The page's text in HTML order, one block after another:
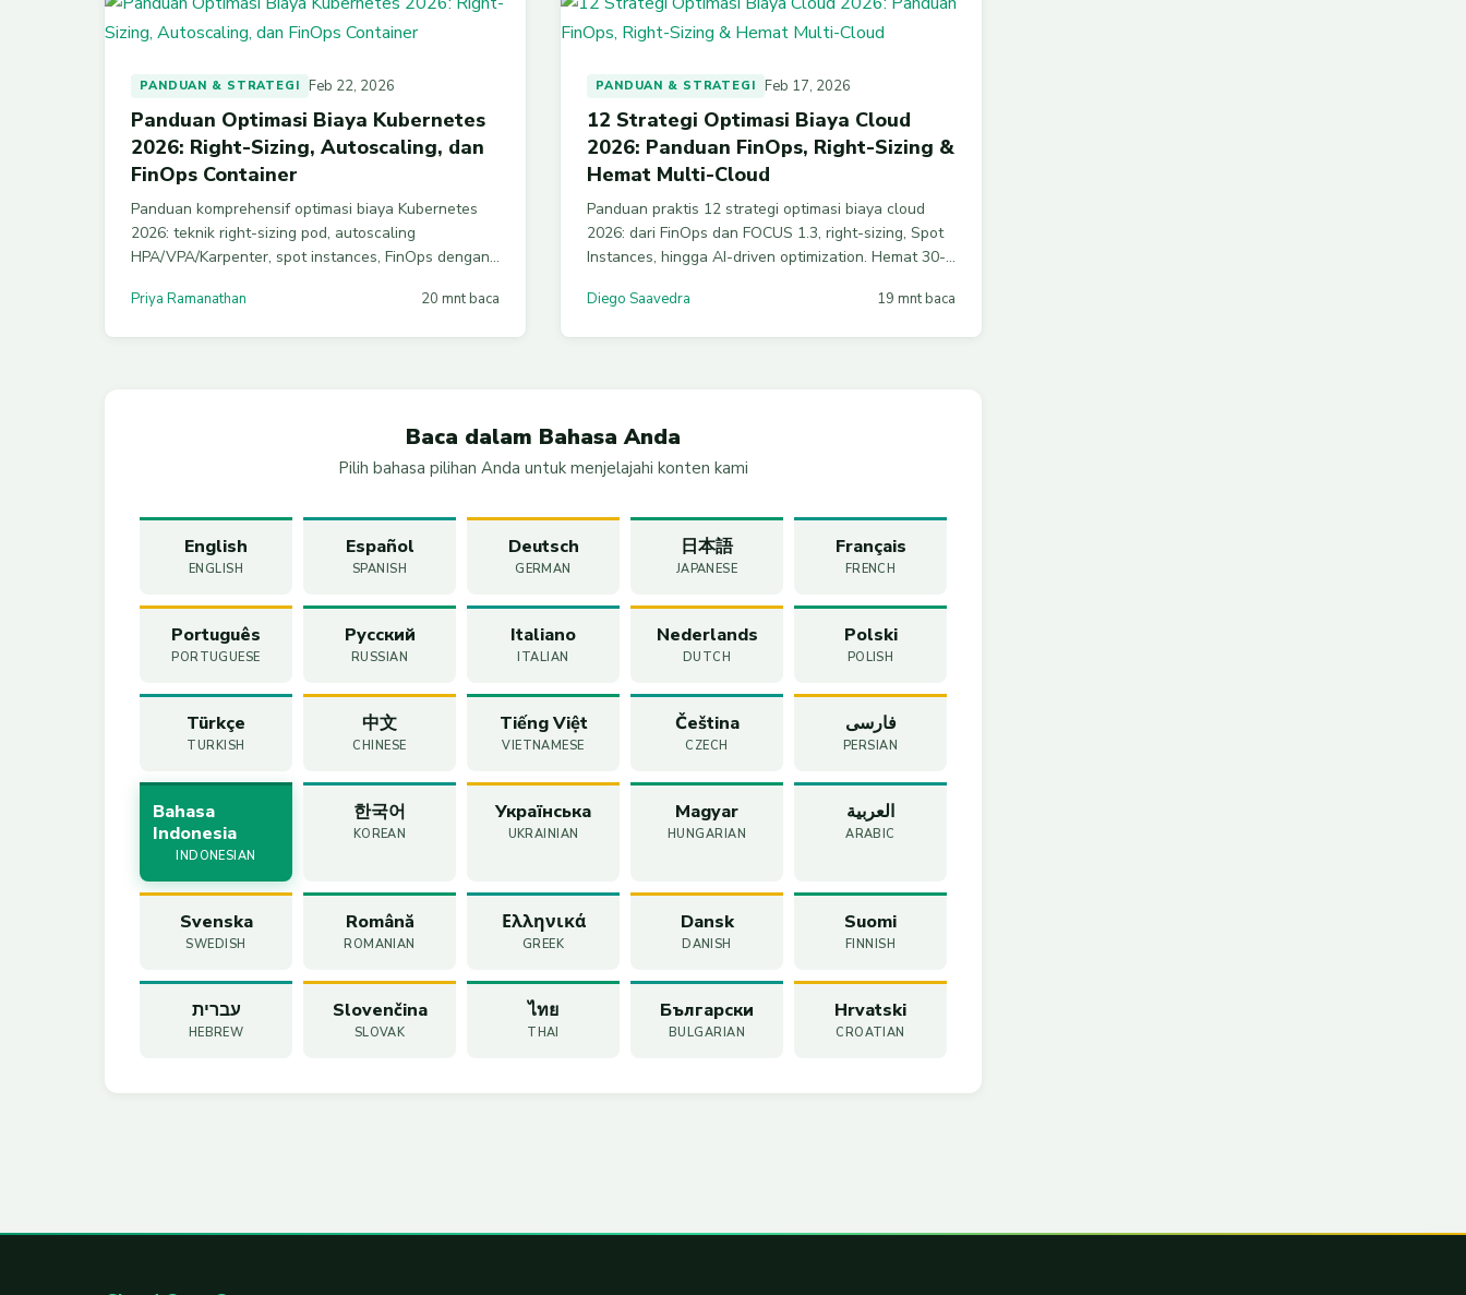
PANDUAN & STRATEGI Feb 22, 2026
Panduan Optimasi Biaya Kubernetes
2026: Right-Sizing, Autoscaling, dan
FinOps Container
Panduan komprehensif optimasi biaya Kubernetes
2026: teknik right-sizing pod, autoscaling
HPA/VPA/Karpenter, spot instances, FinOps dengan
untuk penghematan 40-70%.
Priya Ramanathan 20 mnt baca
PANDUAN & STRATEGI Feb 17, 2026
12 Strategi Optimasi Biaya Cloud
2026: Panduan FinOps, Right-Sizing &
Hemat Multi-Cloud
Panduan praktis 12 strategi optimasi biaya cloud
2026: dari FinOps dan FOCUS 1.3, right-sizing, Spot
Instances, hingga AI-driven optimization. Hemat 30-
Diego Saavedra 19 mnt baca
Baca dalam Bahasa Anda
Pilih bahasa pilihan Anda untuk menjelajahi konten kami
English
ENGLISH
Español
SPANISH
Deutsch
GERMAN
日本語
JAPANESE
Français
FRENCH
Português
PORTUGUESE
Русский
RUSSIAN
Italiano
ITALIAN
Nederlands
DUTCH
Polski
POLISH
Türkçe
TURKISH
中文
CHINESE
Tiếng Việt
VIETNAMESE
Čeština
CZECH
فارسی
PERSIAN
Bahasa
Indonesia
INDONESIAN
한국어
KOREAN
Українська
UKRAINIAN
Magyar
HUNGARIAN
العربية
ARABIC
Svenska
SWEDISH
Română
ROMANIAN
Ελληνικά
GREEK
Dansk
DANISH
Suomi
FINNISH
עברית
HEBREW
Slovenčina
SLOVAK
ไทย
THAI
Български
BULGARIAN
Hrvatski
CROATIAN